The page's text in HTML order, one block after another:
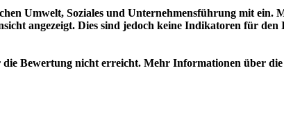
Umwelt, Soziales und Unternehmensführung mit ein.
angezeigt. Dies sind jedoch keine Indikatoren für
Bewertung nicht erreicht. Mehr Informationen über